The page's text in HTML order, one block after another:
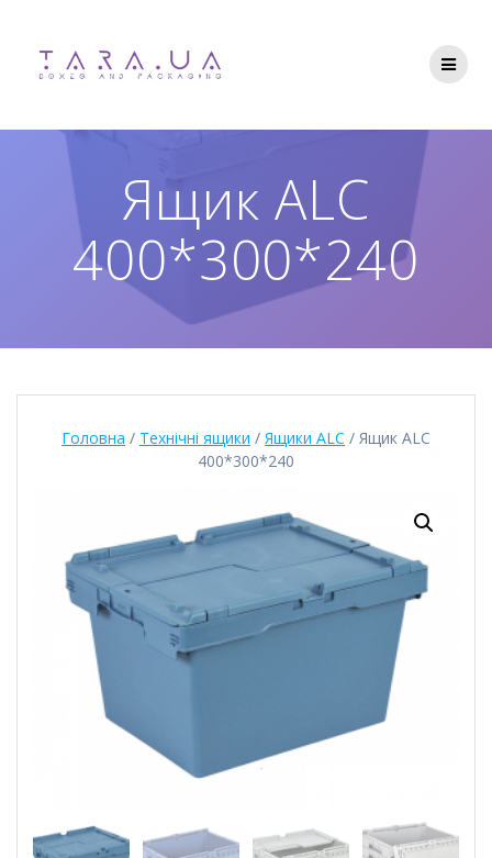
Ящик ALC
400*300*240
Головна / Технічні ящики / Ящики ALC / Ящик ALC
400*300*240